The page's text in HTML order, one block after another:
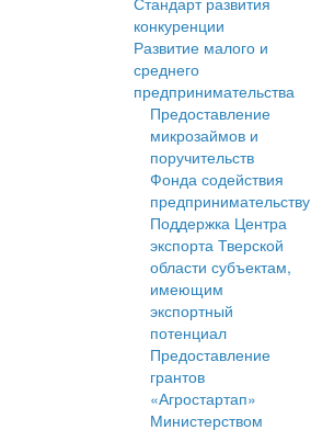
конкуренции
Развитие малого и
среднего
предпринимательства
Предоставление
микрозаймов и
поручительств
Фонда содействия
предпринимательству
Поддержка Центра
экспорта Тверской
области субъектам,
имеющим
экспортный
потенциал
Предоставление
грантов
«Агростартап»
Министерством